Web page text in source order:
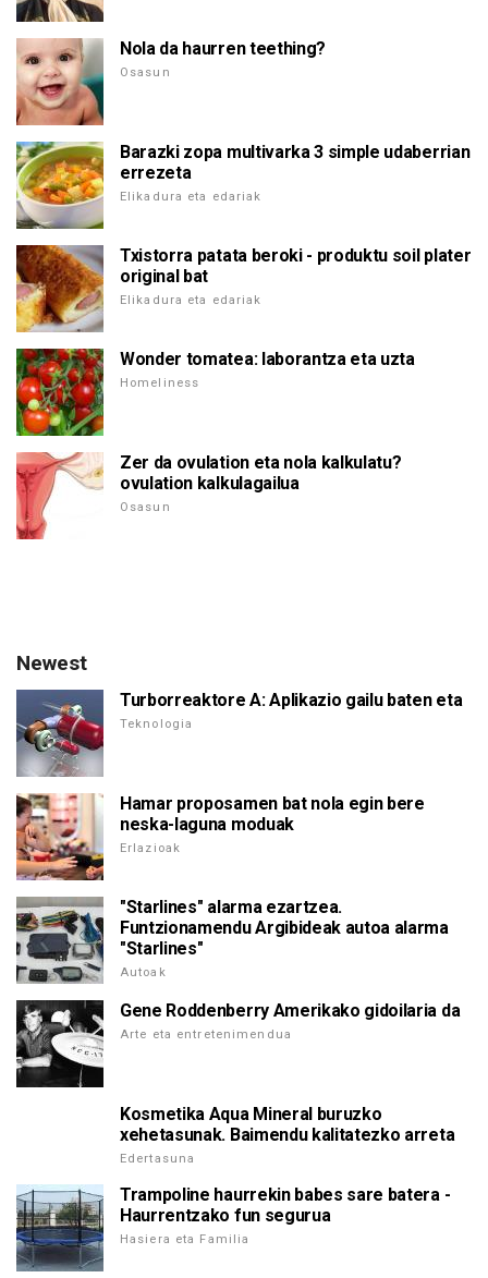
Nola da haurren teething?
Osasun
Barazki zopa multivarka 3 simple udaberrian
errezeta
Elikadura eta edariak
Txistorra patata beroki - produktu soil plater
original bat
Elikadura eta edariak
Wonder tomatea: laborantza eta uzta
Homeliness
Zer da ovulation eta nola kalkulatu?
ovulation kalkulagailua
Osasun
Newest
Turborreaktore A: Aplikazio gailu baten eta
Teknologia
Hamar proposamen bat nola egin bere
neska-laguna moduak
Erlazioak
"Starlines" alarma ezartzea.
Funtzionamendu Argibideak autoa alarma
"Starlines"
Autoak
Gene Roddenberry Amerikako gidoilaria da
Arte eta entretenimendua
Kosmetika Aqua Mineral buruzko
xehetasunak. Baimendu kalitatezko arreta
Edertasuna
Trampoline haurrekin babes sare batera -
Haurrentzako fun segurua
Hasiera eta Familia